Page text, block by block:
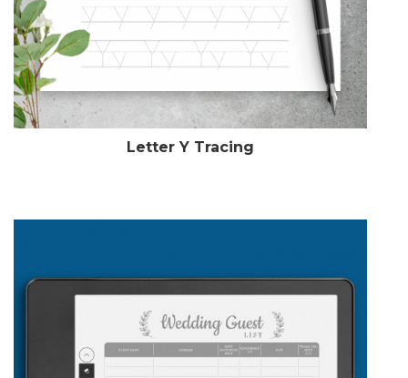
Letter Y Tracing